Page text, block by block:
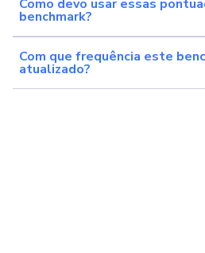
Como devo usar essas
benchmark?
Com que frequência este
atualizado?